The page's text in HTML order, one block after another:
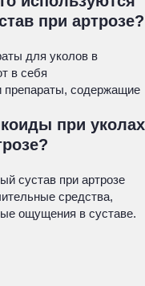
при артрозе?
для уколов в
в себя
препараты, содержащие
при уколах
сустав при артрозе
средства,
ощущения в суставе.